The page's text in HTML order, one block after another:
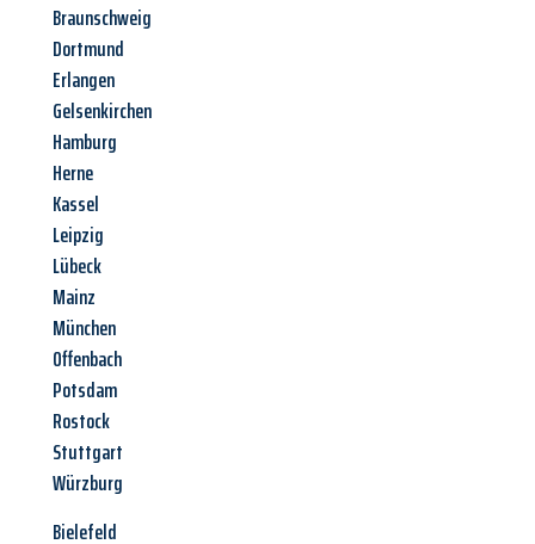
Braunschweig
Dortmund
Erlangen
Gelsenkirchen
Hamburg
Herne
Kassel
Leipzig
Lübeck
Mainz
München
Offenbach
Potsdam
Rostock
Stuttgart
Würzburg
Bielefeld